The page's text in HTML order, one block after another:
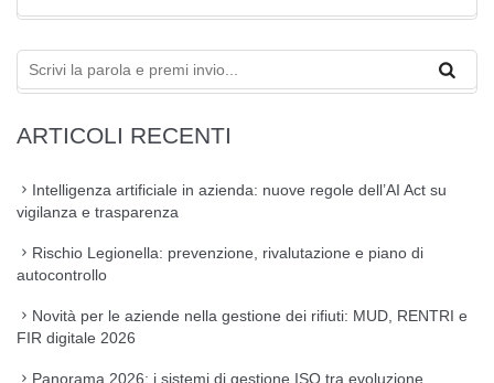
ARTICOLI RECENTI
Intelligenza artificiale in azienda: nuove regole dell’AI Act su
vigilanza e trasparenza
Rischio Legionella: prevenzione, rivalutazione e piano di
autocontrollo
Novità per le aziende nella gestione dei rifiuti: MUD, RENTRI e
FIR digitale 2026
Panorama 2026: i sistemi di gestione ISO tra evoluzione